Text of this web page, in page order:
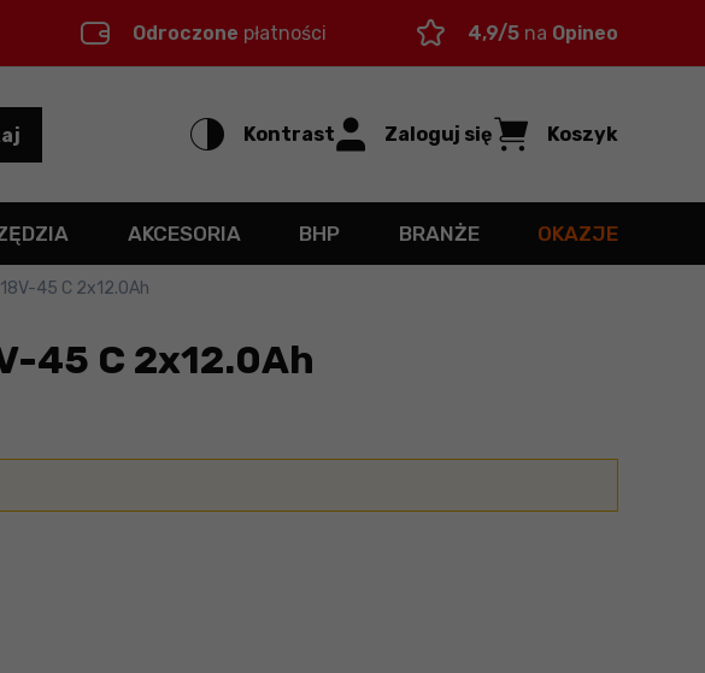
Odroczone płatności 4,9/5 na Opineo
Kontrast Zaloguj się Koszyk
AKCESORIA BHP BRANŻE OKAZJE
45 C 2x12.0Ah
45 C 2x12.0Ah